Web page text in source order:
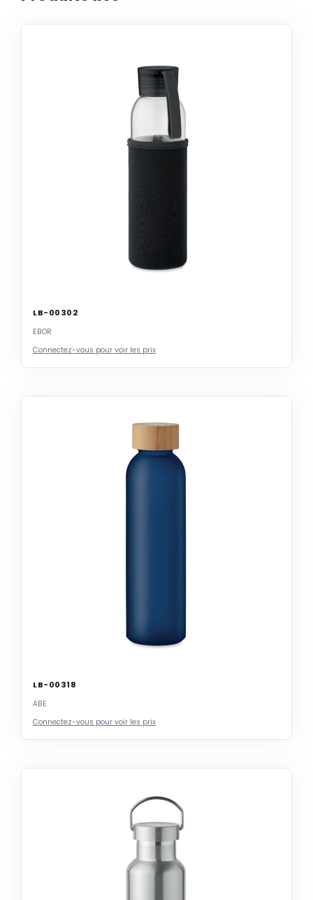
LB-00302
EBOR
Connectez-vous pour voir les prix
LB-00318
ABE
Connectez-vous pour voir les prix